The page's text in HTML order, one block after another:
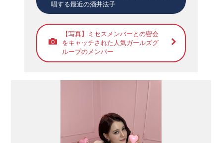
唱する最近の酒井法子
【写真】ミセスメンバーとの密会
をキャッチされた人気ガールズグ
ループのメンバー